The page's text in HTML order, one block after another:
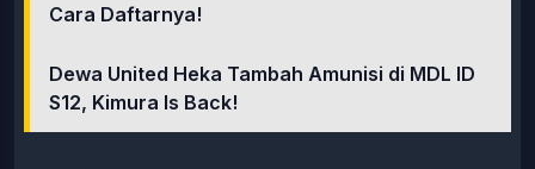
Cara Daftarnya!
Dewa United Heka Tambah Amunisi di MDL ID
S12, Kimura Is Back!